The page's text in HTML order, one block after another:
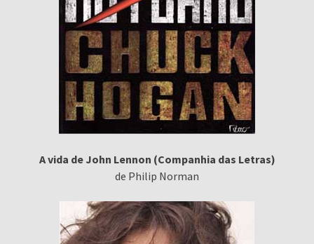
A vida de John Lennon (Companhia das Letras)
de Philip Norman